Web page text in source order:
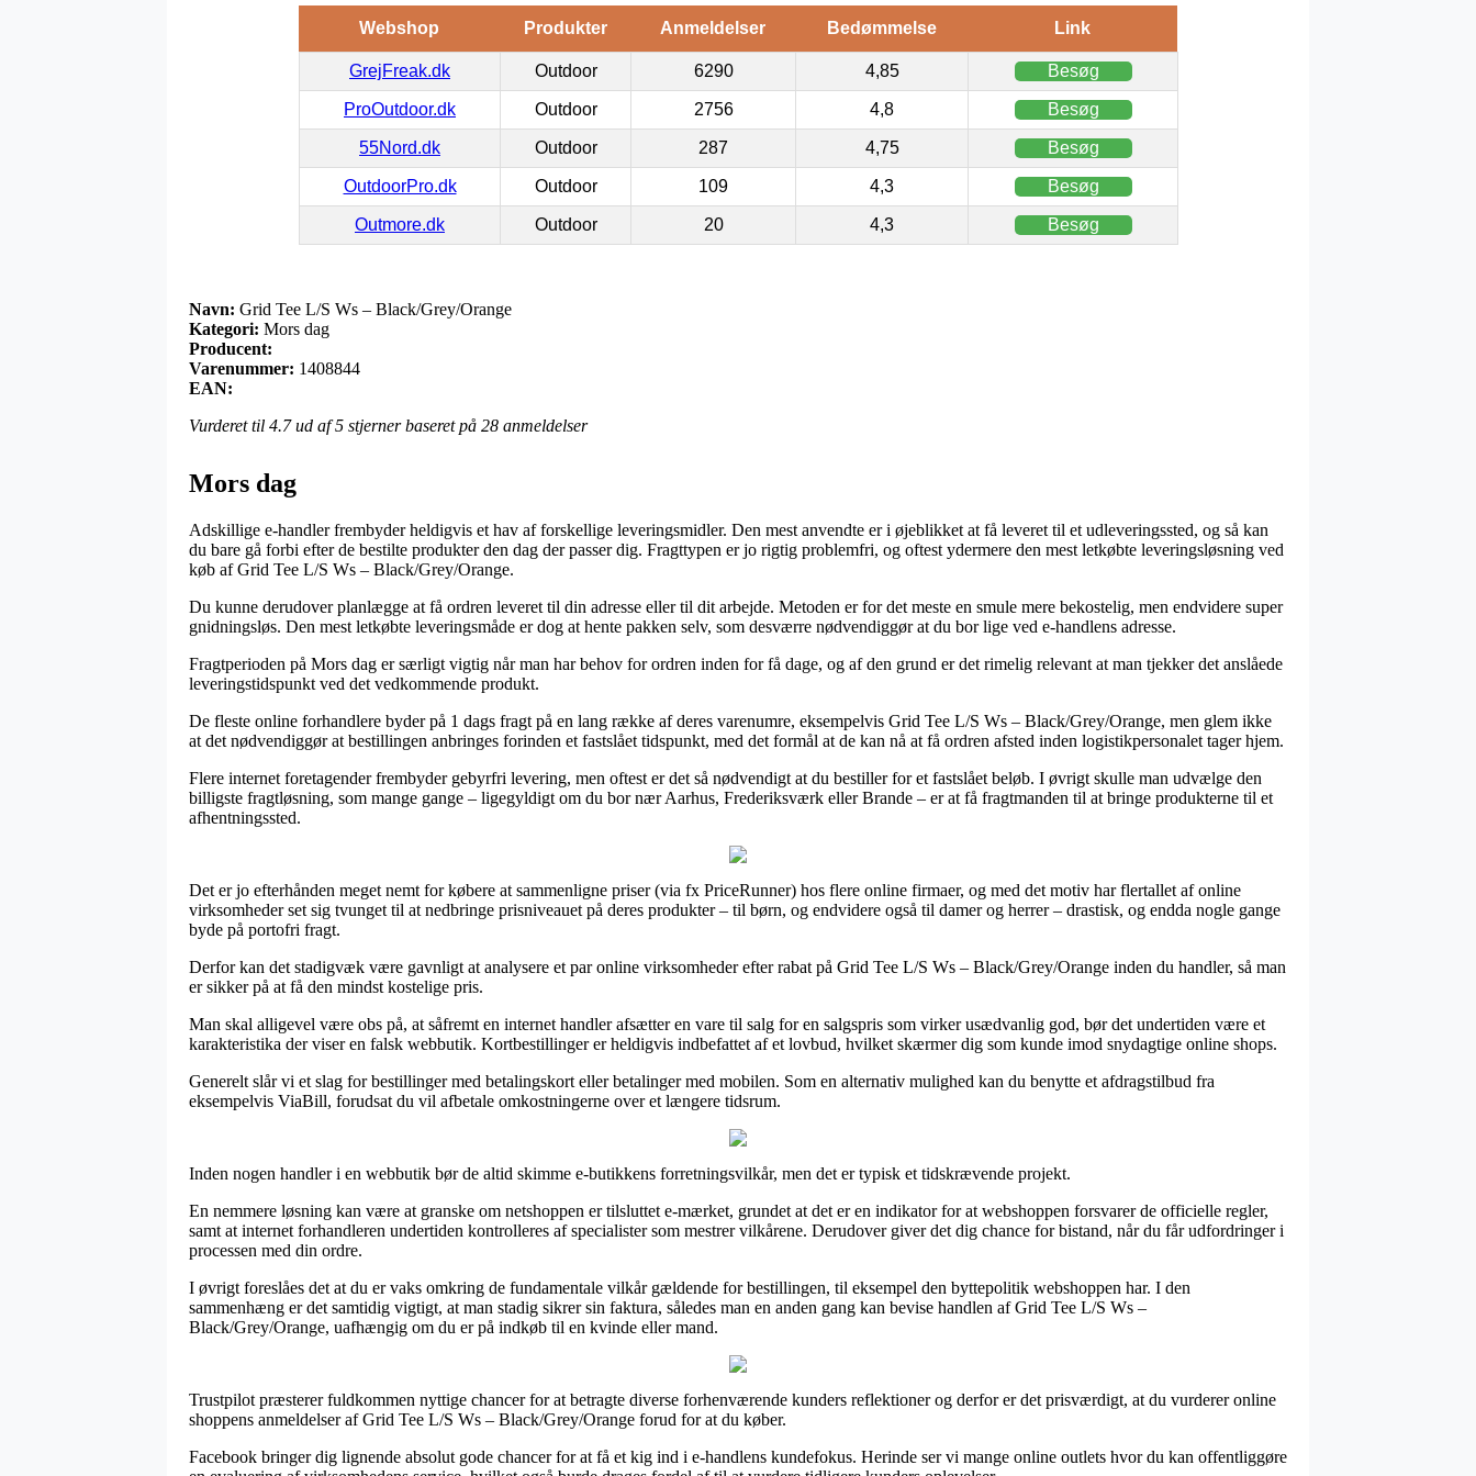
Webshop Produkter Anmeldelser Bedømmelse Link
GrejFreak.dk Outdoor 6290 4,85 Besøg
ProOutdoor.dk Outdoor 2756 4,8 Besøg
55Nord.dk Outdoor 287 4,75 Besøg
OutdoorPro.dk Outdoor 109 4,3 Besøg
Outmore.dk Outdoor 20 4,3 Besøg
Navn: Grid Tee L/S Ws – Black/Grey/Orange
Kategori: Mors dag
Producent:
Varenummer: 1408844
EAN:
Vurderet til 4.7ud af 5 stjerner baseret på 28 anmeldelser
Mors dag
Adskillige e-handler frembyder heldigvis et hav af forskellige leveringsmidler. Den mest anvendte er i øjeblikket at få leveret til et udleveringssted, og så kan
du bare gå forbi efter de bestilte produkter den dag der passer dig. Fragttypen er jo rigtig problemfri, og oftest ydermere den mest letkøbte leveringsløsning ved
køb af Grid Tee L/S Ws – Black/Grey/Orange.
Du kunne derudover planlægge at få ordren leveret til din adresse eller til dit arbejde. Metoden er for det meste en smule mere bekostelig, men endvidere super
gnidningsløs. Den mest letkøbte leveringsmåde er dog at hente pakken selv, som desværre nødvendiggør at du bor lige ved e-handlens adresse.
Fragtperioden på Mors dag er særligt vigtig når man har behov for ordren inden for få dage, og af den grund er det rimelig relevant at man tjekker det anslåede
leveringstidspunkt ved det vedkommende produkt.
De fleste online forhandlere byder på 1 dags fragt på en lang række af deres varenumre, eksempelvis Grid Tee L/S Ws – Black/Grey/Orange, men glem ikke
at det nødvendiggør at bestillingen anbringes forinden et fastslået tidspunkt, med det formål at de kan nå at få ordren afsted inden logistikpersonalet tager hjem.
Flere internet foretagender frembyder gebyrfri levering, men oftest er det så nødvendigt at du bestiller for et fastslået beløb. I øvrigt skulle man udvælge den
billigste fragtløsning, som mange gange – ligegyldigt om du bor nær Aarhus, Frederiksværk eller Brande – er at få fragtmanden til at bringe produkterne til et
afhentningssted.
Det er jo efterhånden meget nemt for købere at sammenligne priser (via fx PriceRunner) hos flere online firmaer, og med det motiv har flertallet af online
virksomheder set sig tvunget til at nedbringe prisniveauet på deres produkter – til børn, og endvidere også til damer og herrer – drastisk, og endda nogle gange
byde på portofri fragt.
Derfor kan det stadigvæk være gavnligt at analysere et par online virksomheder efter rabat på Grid Tee L/S Ws – Black/Grey/Orange inden du handler, så man
er sikker på at få den mindst kostelige pris.
Man skal alligevel være obs på, at såfremt en internet handler afsætter en vare til salg for en salgspris som virker usædvanlig god, bør det undertiden være et
karakteristika der viser en falsk webbutik. Kortbestillinger er heldigvis indbefattet af et lovbud, hvilket skærmer dig som kunde imod snydagtige online shops.
Generelt slår vi et slag for bestillinger med betalingskort eller betalinger med mobilen. Som en alternativ mulighed kan du benytte et afdragstilbud fra
eksempelvis ViaBill, forudsat du vil afbetale omkostningerne over et længere tidsrum.
Inden nogen handler i en webbutik bør de altid skimme e-butikkens forretningsvilkår, men det er typisk et tidskrævende projekt.
En nemmere løsning kan være at granske om netshoppen er tilsluttet e-mærket, grundet at det er en indikator for at webshoppen forsvarer de officielle regler,
samt at internet forhandleren undertiden kontrolleres af specialister som mestrer vilkårene. Derudover giver det dig chance for bistand, når du får udfordringer i
processen med din ordre.
I øvrigt foreslåes det at du er vaks omkring de fundamentale vilkår gældende for bestillingen, til eksempel den byttepolitik webshoppen har. I den
sammenhæng er det samtidig vigtigt, at man stadig sikrer sin faktura, således man en anden gang kan bevise handlen af Grid Tee L/S Ws –
Black/Grey/Orange, uafhængig om du er på indkøb til en kvinde eller mand.
Trustpilot præsterer fuldkommen nyttige chancer for at betragte diverse forhenværende kunders reflektioner og derfor er det prisværdigt, at du vurderer online
shoppens anmeldelser af Grid Tee L/S Ws – Black/Grey/Orange forud for at du køber.
Facebook bringer dig lignende absolut gode chancer for at få et kig ind i e-handlens kundefokus. Herinde ser vi mange online outlets hvor du kan offentliggøre